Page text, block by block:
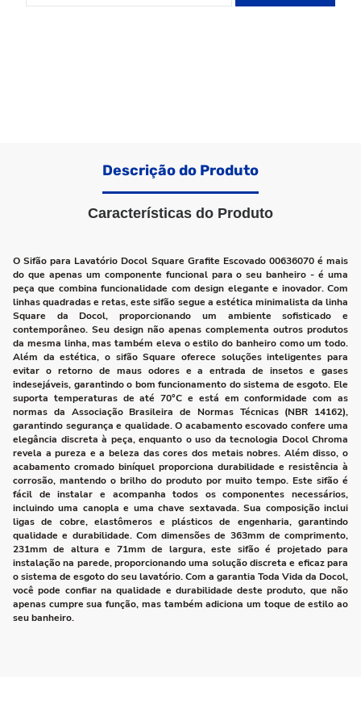
Descrição do Produto
Características do Produto
O Sifão para Lavatório Docol Square Grafite Escovado 00636070 é mais
do que apenas um componente funcional para o seu banheiro - é uma
peça que combina funcionalidade com design elegante e inovador. Com
linhas quadradas e retas, este sifão segue a estética minimalista da linha
Square da Docol, proporcionando um ambiente sofisticado e
contemporâneo. Seu design não apenas complementa outros produtos
da mesma linha, mas também eleva o estilo do banheiro como um todo.
Além da estética, o sifão Square oferece soluções inteligentes para
evitar o retorno de maus odores e a entrada de insetos e gases
indesejáveis, garantindo o bom funcionamento do sistema de esgoto. Ele
suporta temperaturas de até 70°C e está em conformidade com as
normas da Associação Brasileira de Normas Técnicas (NBR 14162),
garantindo segurança e qualidade. O acabamento escovado confere uma
elegância discreta à peça, enquanto o uso da tecnologia Docol Chroma
revela a pureza e a beleza das cores dos metais nobres. Além disso, o
acabamento cromado biníquel proporciona durabilidade e resistência à
corrosão, mantendo o brilho do produto por muito tempo. Este sifão é
fácil de instalar e acompanha todos os componentes necessários,
incluindo uma canopla e uma chave sextavada. Sua composição inclui
ligas de cobre, elastômeros e plásticos de engenharia, garantindo
qualidade e durabilidade. Com dimensões de 363mm de comprimento,
231mm de altura e 71mm de largura, este sifão é projetado para
instalação na parede, proporcionando uma solução discreta e eficaz para
o sistema de esgoto do seu lavatório. Com a garantia Toda Vida da Docol,
você pode confiar na qualidade e durabilidade deste produto, que não
apenas cumpre sua função, mas também adiciona um toque de estilo ao
seu banheiro.